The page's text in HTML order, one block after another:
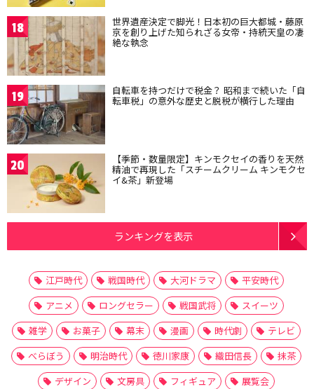
18 世界遺産決定で脚光！日本初の巨大都城・藤原
京を創り上げた知られざる女帝・持統天皇の凄
絶な執念
19 自転車を持つだけで税金？ 昭和まで続いた「自
転車税」の意外な歴史と脱税が横行した理由
20 【季節・数量限定】キンモクセイの香りを天然
精油で再現した「スチームクリーム キンモクセ
イ&茶」新登場
ランキングを表示
江戸時代 戦国時代 大河ドラマ
平安時代
アニメ
ロングセラー 戦国武将
スイーツ
雑学
お菓子 幕末 漫画 時代劇
テレビ
べらぼう
明治時代 徳川家康 織田信長
抹茶
デザイン
文房具 フィギュア
展覧会